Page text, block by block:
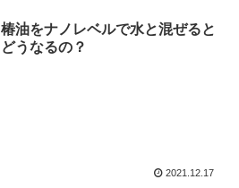
椿油をナノレベルで水と混ぜると
どうなるの？
2021.12.17